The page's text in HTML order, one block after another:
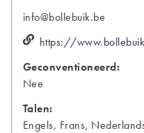
info@bollebuik.be
https://
Geconventioneerd:
Nee
Talen:
Engels, Frans,